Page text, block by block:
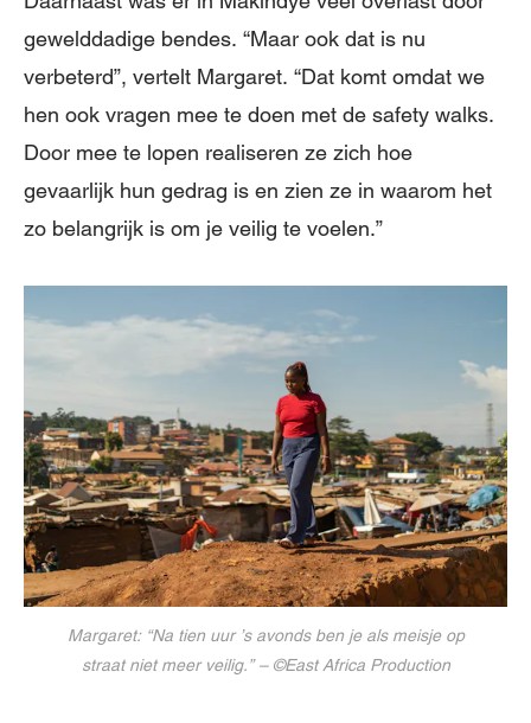
gewelddadige bendes. “Maar ook dat is nu
verbeterd”, vertelt Margaret. “Dat komt omdat we
hen ook vragen mee te doen met de safety walks.
Door mee te lopen realiseren ze zich hoe
gevaarlijk hun gedrag is en zien ze in waarom het
zo belangrijk is om je veilig te voelen.”
Margaret: “Na tien uur ’s avonds ben je als meisje op
straat niet meer veilig.” – ©East Africa Production